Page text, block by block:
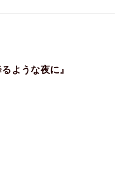
ような夜に』